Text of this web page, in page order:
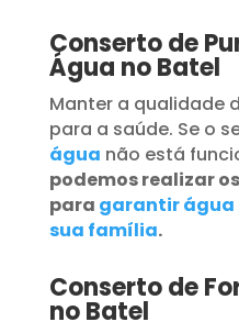
Conserto de
Água no Batel
Manter a qualidade
para a saúde. Se o
água não está
podemos realizar
para garantir água
sua família.
Conserto de
no Batel